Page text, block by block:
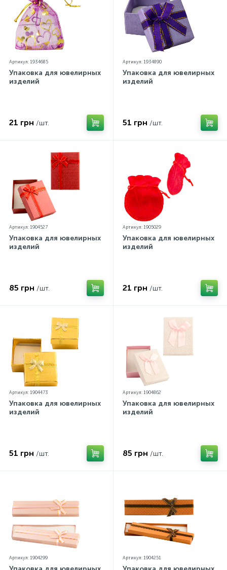
Артикул: 1934685
Упаковка для ювелирных
изделий
21 грн /шт.
Артикул: 1934890
Упаковка для ювелирных
изделий
51 грн /шт.
Артикул: 1904527
Упаковка для ювелирных
изделий
85 грн /шт.
Артикул: 1905029
Упаковка для ювелирных
изделий
21 грн /шт.
Артикул: 1904473
Упаковка для ювелирных
изделий
51 грн /шт.
Артикул: 1904862
Упаковка для ювелирных
изделий
85 грн /шт.
Артикул: 1904299 Артикул: 1904251